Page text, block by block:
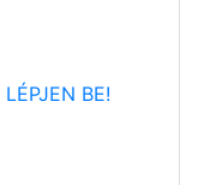
LÉPJEN BE!